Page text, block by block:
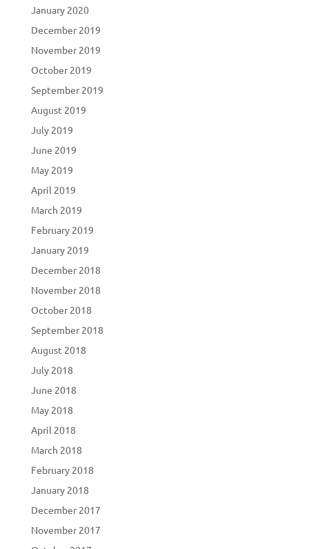
January 2020
December 2019
November 2019
October 2019
September 2019
August 2019
July 2019
June 2019
May 2019
April 2019
March 2019
February 2019
January 2019
December 2018
November 2018
October 2018
September 2018
August 2018
July 2018
June 2018
May 2018
April 2018
March 2018
February 2018
January 2018
December 2017
November 2017